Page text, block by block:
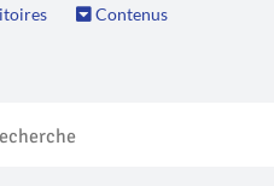
Contenus